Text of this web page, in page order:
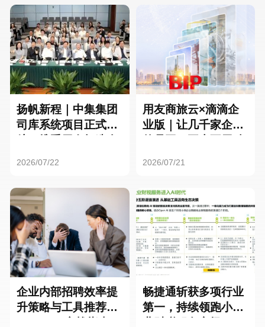
扬帆新程｜中集集团
司库系统项目正式启
2026/07/22
用友商旅云×滴滴企
业版｜让几千家企业
2026/07/21
企业内部招聘效率提
升策略与工具推荐：
畅捷通斩获多项行业
第一，持续领跑小微